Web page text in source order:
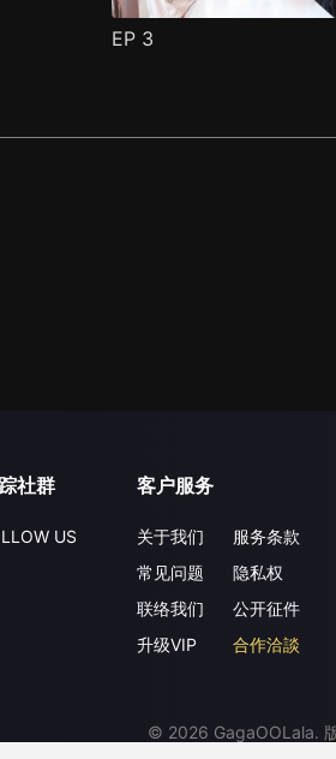
EP 3
社群
US
客户服务
关于我们
常见问题
联络我们
升级VIP
服务条款
隐私权
公开征件
合作洽談
© 2026 GagaOOLala.